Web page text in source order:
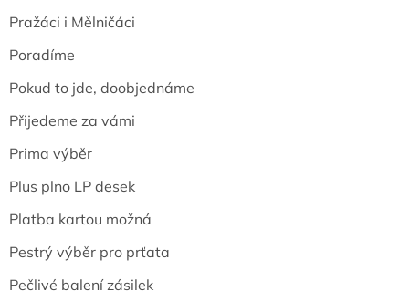
Pražáci i Mělničáci
Poradíme
Pokud to jde, doobjednáme
Přijedeme za vámi
Prima výběr
Plus plno LP desek
Platba kartou možná
Pestrý výběr pro prťata
Pečlivé balení zásilek